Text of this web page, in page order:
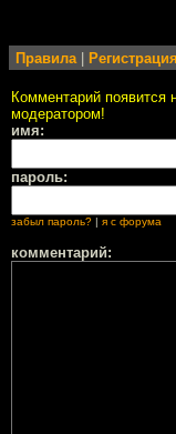
Правила| Регистрация
Комментарий появится
модератором!
имя:
пароль:
забыл пароль? я с форума
комментарий: